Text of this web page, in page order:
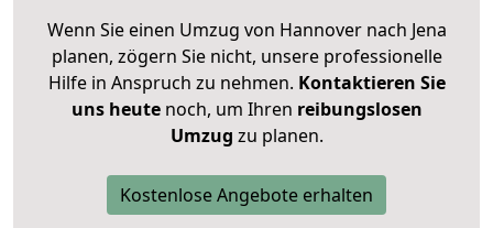
Wenn Sie einen Umzug von Hannover nach Jena
planen, zögern Sie nicht, unsere professionelle
Hilfe in Anspruch zu nehmen. Kontaktieren Sie
uns heutenoch, um Ihren reibungslosen
Umzug zu planen.
Kostenlose Angebote erhalten